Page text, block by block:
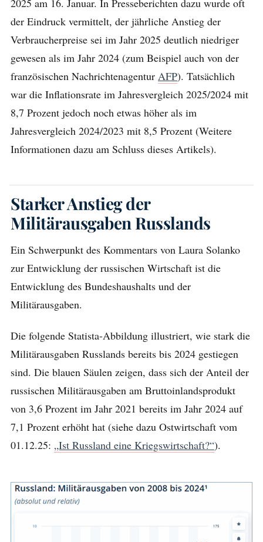
2025 am 16. Januar. In Presseberichten dazu wurde oft
der Eindruck vermittelt, der jährliche Anstieg der
Verbraucherpreise sei im Jahr 2025 deutlich niedriger
gewesen als im Jahr 2024 (zum Beispiel auch von der
französischen Nachrichtenagentur AFP). Tatsächlich
war die Inflationsrate im Jahresvergleich 2025/2024 mit
8,7 Prozent jedoch noch etwas höher als im
Jahresvergleich 2024/2023 mit 8,5 Prozent (Weitere
Informationen dazu am Schluss dieses Artikels).
Starker Anstieg der
Militärausgaben Russlands
Ein Schwerpunkt des Kommentars von Laura Solanko
zur Entwicklung der russischen Wirtschaft ist die
Entwicklung des Bundeshaushalts und der
Militärausgaben.
Die folgende Statista-Abbildung illustriert, wie stark die
Militärausgaben Russlands bereits bis 2024 gestiegen
sind. Die blauen Säulen zeigen, dass sich der Anteil der
russischen Militärausgaben am Bruttoinlandsprodukt
von 3,6 Prozent im Jahr 2021 bereits im Jahr 2024 auf
7,1 Prozent erhöht hat (siehe dazu Ostwirtschaft vom
01.12.25: „Ist Russland eine Kriegswirtschaft?“).